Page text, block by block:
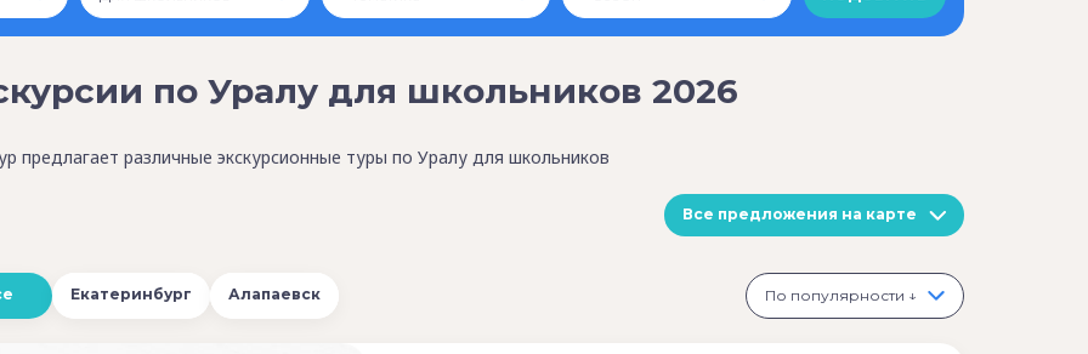
по Уралу для школьников 2026
предлагает различные экскурсионные туры по Уралу для школьников
Все предложения на карте
Екатеринбург Алапаевск По популярности ↓